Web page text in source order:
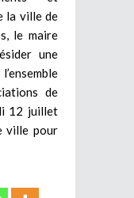
la ville de
le maire
une
de
12 juillet
ville pour